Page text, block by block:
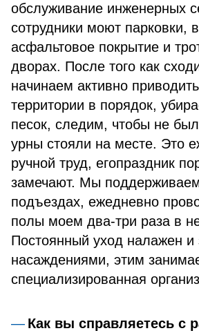
обслуживание инженерных
сотрудники моют парковки,
асфальтовое покрытие и
дворах. После того как
начинаем активно
территории в порядок,
песок, следим, чтобы не
урны стояли на месте. Это
ручной труд, егопраздник
замечают. Мы поддерживаем
подъездах, ежедневно
полы моем два-три раза в
Постоянный уход налажен и
насаждениями, этим
специализированная
Как вы справляетесь с